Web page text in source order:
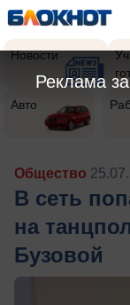
Новости
Авто
Общество
В сеть
на
Бузовой
Реклама